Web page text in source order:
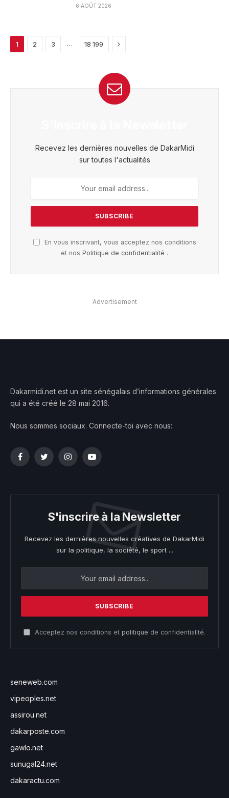
6 AOÛT 2026
1 2 3 … 18 199 Next
Recevez les dernières nouvelles de DakarMidi
sur toutes l'actualités
En vous inscrivant, vous acceptez nos conditions
et nos Politique de confidentialité .
Advertisement
Dakarmidi.net est un site sénégalais d’informations générales
qui a été créé le 28 mai 2016.
Nous sommes sociaux. Connecte-toi avec nous:
FacebookTwitterInstagramYouTube
S'inscrire à la Newsletter
Recevez les dernières nouvelles créatives de DakarMidi
sur la politique, la société, le sport ...
Acceptez nos conditions et politique de confidentialité.
seneweb.com
vipeoples.net
assirou.net
dakarposte.com
gawlo.net
sunugal24.net
dakaractu.com